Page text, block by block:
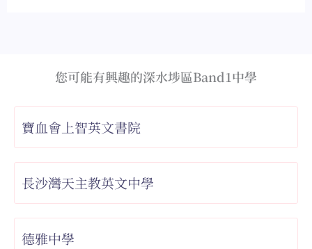
您可能有興趣的深水埗區Band1中學
寶血會上智英文書院
長沙灣天主教英文中學
德雅中學